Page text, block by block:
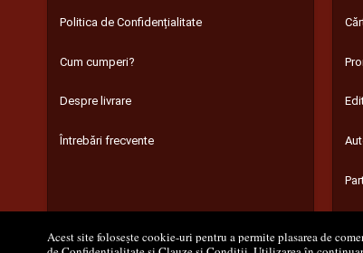
Acest site folosește cookie-uri pentru a permite plasarea de
Politica de Confidențialitate
Cum cumperi?
Despre livrare
Întrebări frecvente